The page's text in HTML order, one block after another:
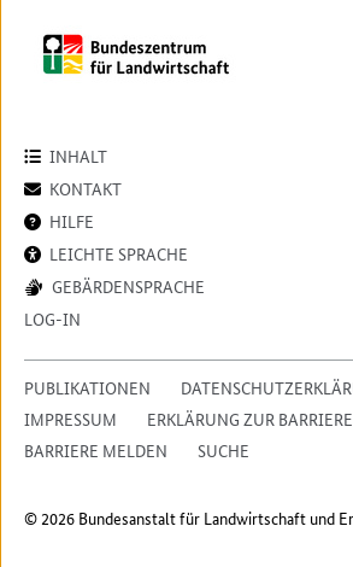
INHALT
KONTAKT
HILFE
LEICHTE SPRACHE
GEBÄRDENSPRACHE
LOG-IN
PUBLIKATIONEN
IMPRESSUM
ERKLÄRUNG ZUR
BARRIERE MELDEN
SUCHE
© 2026 Bundesanstalt für Landwirtschaft und